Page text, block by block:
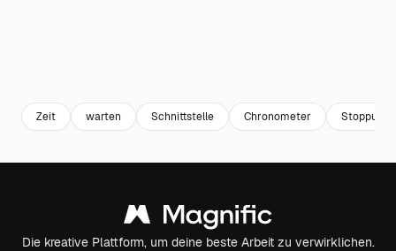
Zeit warten Schnittstelle Chronometer Stoppuhr
Die kreative Plattform, um deine beste Arbeit zu verwirklichen.